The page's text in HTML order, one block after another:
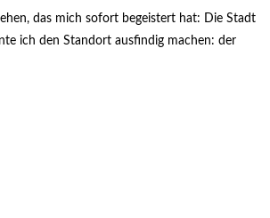
das mich sofort begeistert hat: Die Stadt
ich den Standort ausfindig machen: der